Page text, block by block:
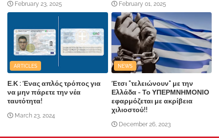
February 23, 2025 February 01, 2025
ARTICLES
Ε.Κ : Ένας απλός τρόπος για
να μην πάρετε την νέα
ταυτότητα!
March 23, 2024
NEWS
Έτσι "τελειώνουν" με την
Ελλάδα - Το ΥΠΕΡΜΝΗΜΟΝΙΟ
εφαρμόζεται με ακρίβεια
χιλιοστού!!
December 26, 2023